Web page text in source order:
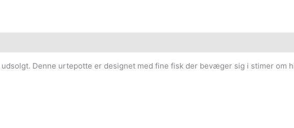
Denne urtepotte er designet med fine fisk der bevæger sig i stimer om